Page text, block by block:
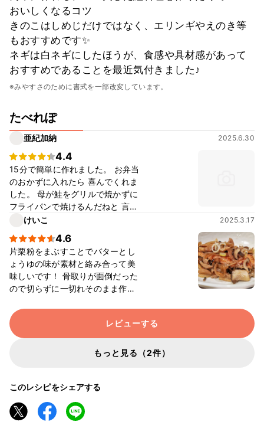
おいしくなるコツ
きのこはしめじだけではなく、エリンギやえのき等
もおすすめです✨
ネギは白ネギにしたほうが、食感や具材感があって
おすすめであることを最近気付きました♪
※みやすさのために書式を一部改変しています。
たべれぽ
亜紀加納 2025.6.30
4.4
15分で簡単に作れました。 お弁当
のおかずに入れたら 喜んでくれま
した。 母が鮭をグリルで焼かずに
フライパンで焼けるんだねと 言っ
てました。
けいこ 2025.3.17
4.6
片栗粉をまぶすことでバターとし
ょうゆの味が素材と絡み合って美
味しいです！ 骨取りが面倒だった
ので切らずに一切れそのまま作り
で楽でした。 ※食べるときには骨
に注意です。 玉ねぎ(1/2)とエリン
ギ(１本)を足したので、しょうゆ
を小さじ2.5ほどに変更しました。
レビューする
もっと見る（2件）
このレシピをシェアする